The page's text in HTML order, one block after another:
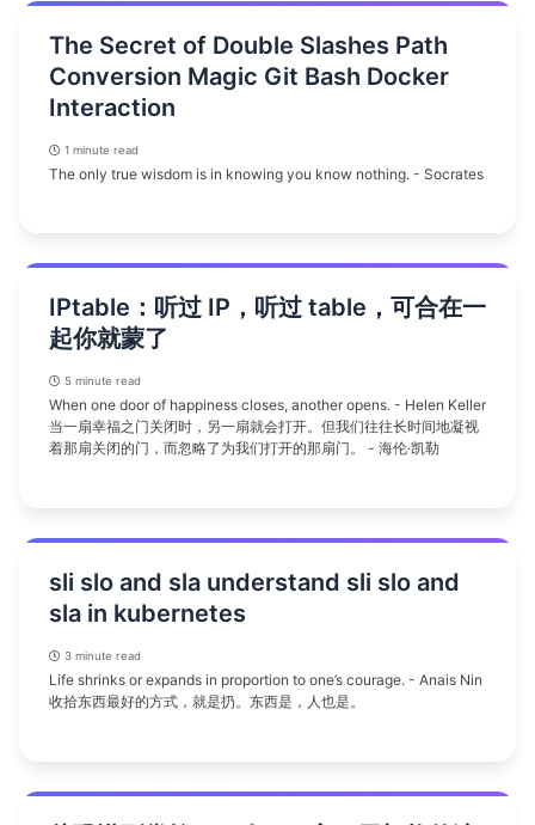
The Secret of Double Slashes Path
Conversion Magic Git Bash Docker
Interaction
1 minute read
The only true wisdom is in knowing you know nothing. - Socrates
IPtable：听过 IP，听过 table，可合在一
起你就蒙了
5 minute read
When one door of happiness closes, another opens. - Helen Keller
当一扇幸福之门关闭时，另一扇就会打开。但我们往往长时间地凝视
着那扇关闭的门，而忽略了为我们打开的那扇门。 - 海伦·凯勒
sli slo and sla understand sli slo and
sla in kubernetes
3 minute read
Life shrinks or expands in proportion to one’s courage. - Anais Nin
收拾东西最好的方式，就是扔。东西是，人也是。